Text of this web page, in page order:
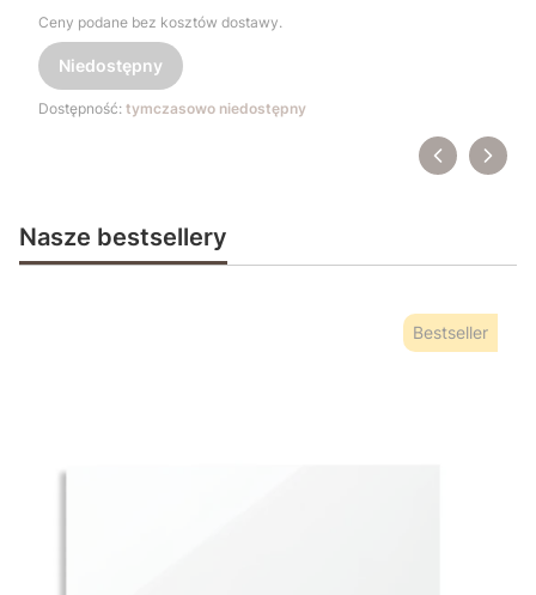
Ceny podane bez kosztów dostawy.
Niedostępny
Dostępność: tymczasowo niedostępny
Nasze bestsellery
Bestseller